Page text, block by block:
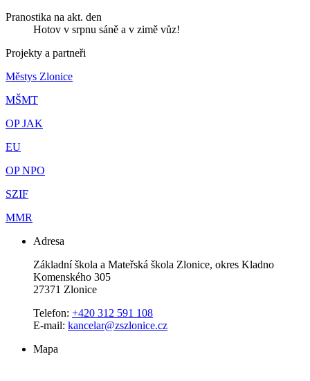
Pranostika na akt. den
Hotov v srpnu sáně a v zimě vůz!
Projekty a partneři
Městys Zlonice
MŠMT
OP JAK
EU
OP NPO
SZIF
MMR
Adresa
Základní škola a Mateřská škola Zlonice, okres Kladno
Komenského 305
27371 Zlonice
Telefon: +420 312 591 108
E-mail: kancelar@zszlonice.cz
Mapa